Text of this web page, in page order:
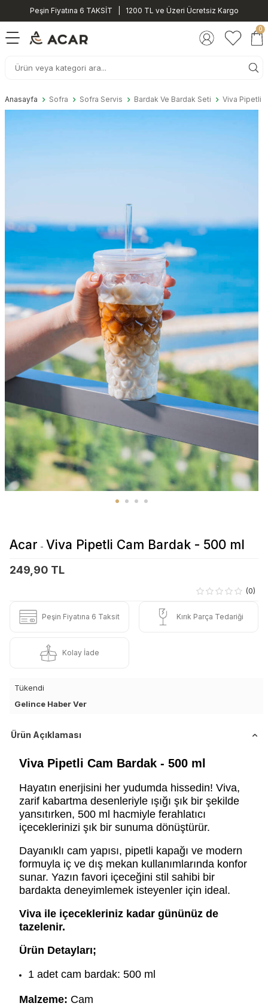
Peşin Fiyatına 6 TAKSİT | 1200 TL ve Üzeri Ücretsiz Kargo
0
Anasayfa Sofra Sofra Servis Bardak Ve Bardak Seti Viva Pipetli
Acar - Viva Pipetli Cam Bardak - 500 ml
249,90 TL
(0)
Peşin Fiyatına 6 Taksit Kırık Parça Tedariği
Kolay İade
Tükendi
Gelince Haber Ver
Ürün Açıklaması
Viva Pipetli Cam Bardak - 500 ml
Hayatın enerjisini her yudumda hissedin! Viva,
zarif kabartma desenleriyle ışığı şık bir şekilde
yansıtırken, 500 ml hacmiyle ferahlatıcı
içeceklerinizi şık bir sunuma dönüştürür.
Dayanıklı cam yapısı, pipetli kapağı ve modern
formuyla iç ve dış mekan kullanımlarında konfor
sunar. Yazın favori içeceğini stil sahibi bir
bardakta deneyimlemek isteyenler için ideal.
Viva ile içecekleriniz kadar gününüz de
tazelenir.
Ürün Detayları;
1 adet cam bardak: 500 ml
Malzeme: Cam